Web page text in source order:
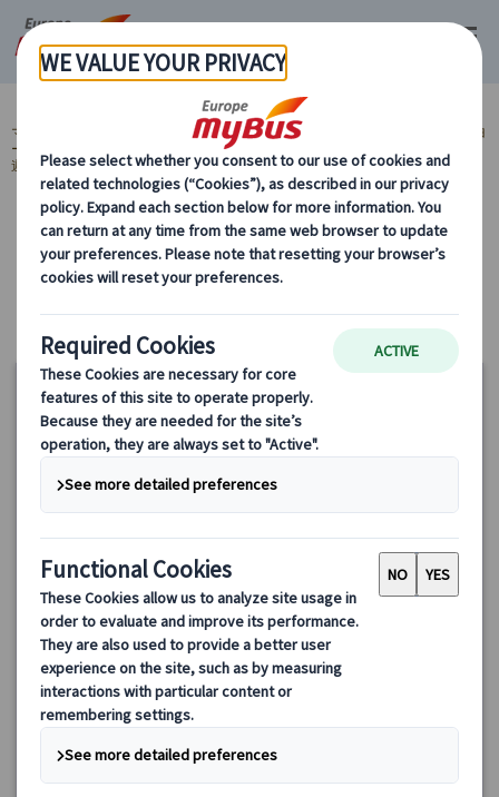
マイバス・ヨーロッパ ヨーロッパ周遊『ランドクルーズ』とは？ (59)
ヨ
ーロッパ周遊旅行『ランドクルーズ』 (59)
遊ツアー (8)
カテゴリーから探す
ランドクルーズ ドイツと中欧周遊ツアー
ランドクルーズ｜中欧周遊 ウィーン・ブダペスト・ブラチス
ラバ・プラハを巡る7日間（ウィーン発プラハ着）
周遊ツアー。ウィーン、ブダペスト、プラハなどの名所を訪れ、